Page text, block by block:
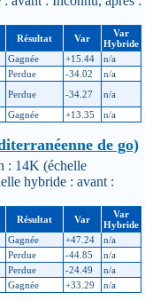
Résultat Var
Var
Hybride
Gagnée +15.44
n/a
Perdue -34.02
n/a
Perdue -34.27
n/a
Gagnée +13.35 n/a
de go)
: 14K (échelle
hybride : avant :
Résultat Var
Var
Hybride
Gagnée +47.24
n/a
Perdue -44.85
n/a
Perdue -24.49
n/a
Gagnée +33.29 n/a